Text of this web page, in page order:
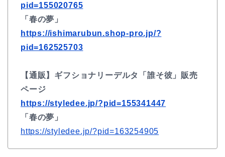
pid=155020765
「春の夢」
https://ishimarubun.shop-pro.jp/?
pid=162525703
【通販】ギフショナリーデルタ「誰そ彼」販売
ページ
https://styledee.jp/?pid=155341447
「春の夢」
https://styledee.jp/?pid=163254905